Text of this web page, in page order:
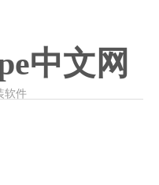
中文网
软件